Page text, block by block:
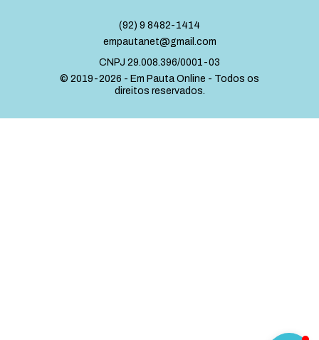
(92) 9 8482-1414
empautanet@gmail.com
CNPJ 29.008.396/0001-03
© 2019-2026 - Em Pauta Online - Todos os
direitos reservados.